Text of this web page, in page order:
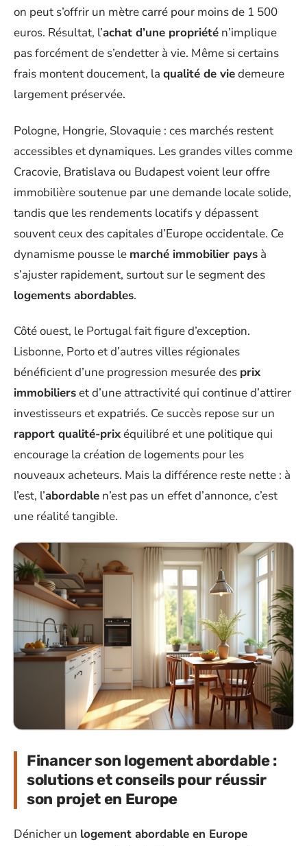
on peut s’offrir un mètre carré pour moins de 1 500
euros. Résultat, l’achat d’une propriété n’implique
pas forcément de s’endetter à vie. Même si certains
frais montent doucement, la qualité de viedemeure
largement préservée.
Pologne, Hongrie, Slovaquie : ces marchés restent
accessibles et dynamiques. Les grandes villes comme
Cracovie, Bratislava ou Budapest voient leur offre
immobilière soutenue par une demande locale solide,
tandis que les rendements locatifs y dépassent
souvent ceux des capitales d’Europe occidentale. Ce
dynamisme pousse le marché immobilier pays à
s’ajuster rapidement, surtout sur le segment des
logements abordables.
Côté ouest, le Portugal fait figure d’exception.
Lisbonne, Porto et d’autres villes régionales
bénéficient d’une progression mesurée des prix
immobilierset d’une attractivité qui continue d’attirer
investisseurs et expatriés. Ce succès repose sur un
rapport qualité-prixéquilibré et une politique qui
encourage la création de logements pour les
nouveaux acheteurs. Mais la différence reste nette : à
l’est, l’abordable n’est pas un effet d’annonce, c’est
une réalité tangible.
Financer son logement abordable :
solutions et conseils pour réussir
son projet en Europe
Dénicher un logement abordable en Europe